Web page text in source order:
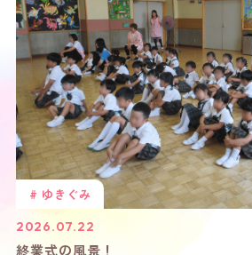
# ゆきぐみ
2026.07.22
終業式の風景！